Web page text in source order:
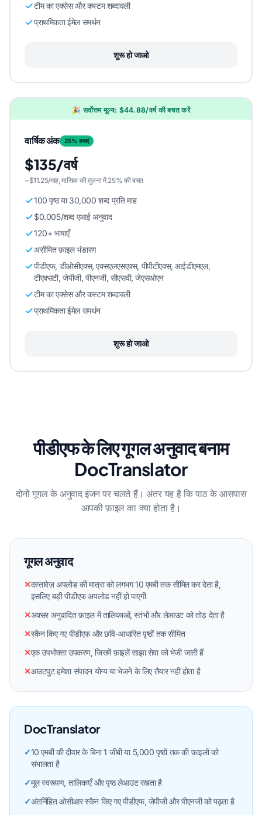
टीम का एक्सेस और कस्टम शब्दावली
प्राथमिकता ईमेल समर्थन
शुरू हो जाओ
🎉 सर्वोत्तम मूल्य: $44.88/वर्ष की बचत करें
वार्षिक अंक 25% बचाएं
$135/वर्ष
~$11.25/माह, मासिक की तुलना में 25% की बचत
100 पृष्ठ या 30,000 शब्द प्रति माह
$0.005/शब्द एआई अनुवाद
120+ भाषाएँ
असीमित फ़ाइल भंडारण
पीडीएफ, डीओसीएक्स, एक्सएलएसएक्स, पीपीटीएक्स, आईडीएमएल,
टीएक्सटी, जेपीजी, पीएनजी, सीएसवी, जेएसओएन
टीम का एक्सेस और कस्टम शब्दावली
प्राथमिकता ईमेल समर्थन
शुरू हो जाओ
पीडीएफ के लिए गूगल अनुवाद बनाम
DocTranslator
दोनों गूगल के अनुवाद इंजन पर चलते हैं। अंतर यह है कि पाठ के आसपास
आपकी फ़ाइल का क्या होता है।
गूगल अनुवाद
✕दस्तावेज़ अपलोड की मात्रा को लगभग 10 एमबी तक सीमित कर देता है,
इसलिए बड़ी पीडीएफ अपलोड नहीं हो पाएगी
✕अक्सर अनुवादित फ़ाइल में तालिकाओं, स्तंभों और लेआउट को तोड़ देता है
✕स्कैन किए गए पीडीएफ और छवि-आधारित पृष्ठों तक सीमित
✕एक उपभोक्ता उपकरण, जिसमें फ़ाइलें साझा सेवा को भेजी जाती हैं
✕आउटपुट हमेशा संपादन योग्य या भेजने के लिए तैयार नहीं होता है
DocTranslator
✓10 एमबी की दीवार के बिना 1 जीबी या 5,000 पृष्ठों तक की फ़ाइलों को
संभालता है
✓मूल स्वरूपण, तालिकाएँ और पृष्ठ लेआउट रखता है
✓अंतर्निहित ओसीआर स्कैन किए गए पीडीएफ, जेपीजी और पीएनजी को पढ़ता है